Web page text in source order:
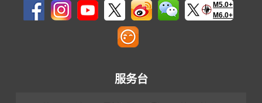
M5.0+
M6.0+
服务台